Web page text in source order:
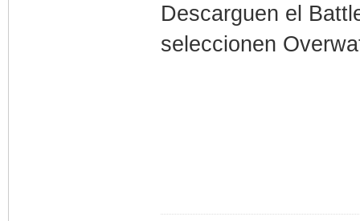
Descarguen el
seleccionen